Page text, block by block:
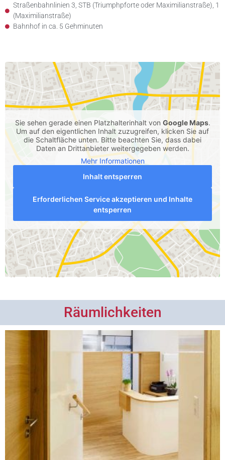
Straßenbahnlinien 3, STB (Triumphpforte oder Maximilianstraße), 1
(Maximilianstraße)
Bahnhof in ca. 5 Gehminuten
Sie sehen gerade einen Platzhalterinhalt von Google Maps.
Um auf den eigentlichen Inhalt zuzugreifen, klicken Sie auf
die Schaltfläche unten. Bitte beachten Sie, dass dabei
Daten an Drittanbieter weitergegeben werden.
Mehr Informationen
Inhalt entsperren
Erforderlichen Service akzeptieren und Inhalte
entsperren
Räumlichkeiten